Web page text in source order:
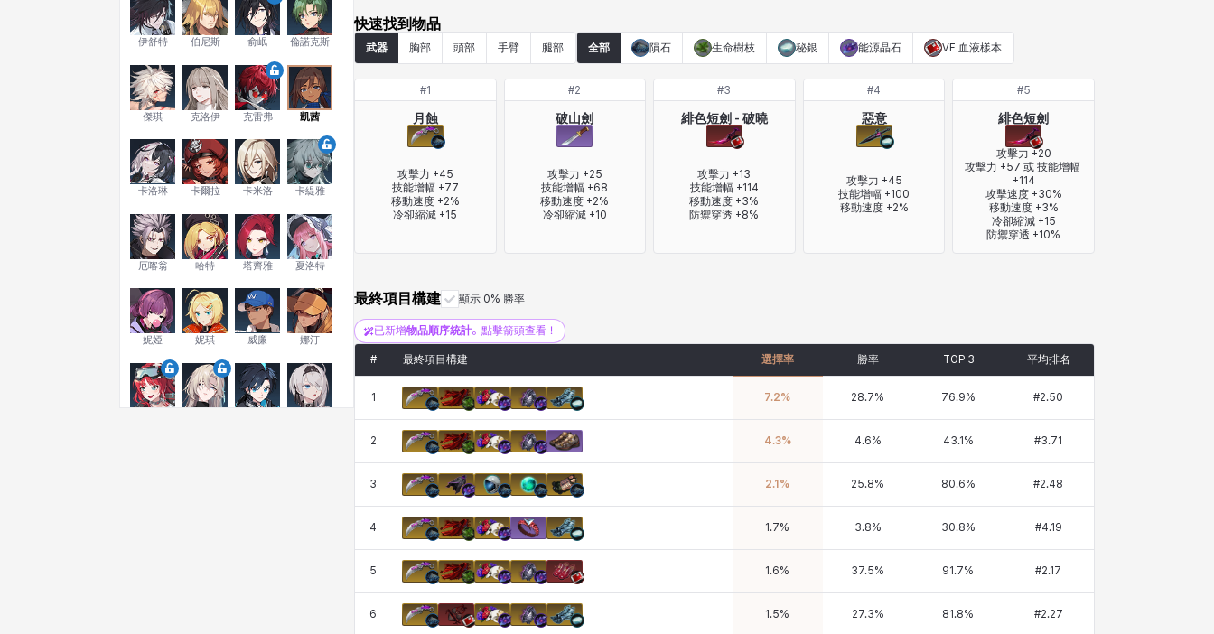
伊舒特 伯尼斯 俞岷 倫諾克斯
傑琪 克洛伊 克雷弗 凱茜
卡洛琳 卡爾拉 卡米洛 卡緹雅
厄喀翁 哈特 塔齊雅 夏洛特
妮婭 妮琪 威廉 娜汀
快速找到物品
武器 胸部 頭部 手臂 腿部 全部 隕石 生命樹枝 秘銀 能源晶石 VF 血液樣本
#1
月蝕
攻擊力 +45
技能增幅 +77
移動速度 +2%
冷卻縮減 +15
#2
破山劍
攻擊力 +25
技能增幅 +68
移動速度 +2%
冷卻縮減 +10
#3
緋色短劍 - 破曉
攻擊力 +13
技能增幅 +114
移動速度 +3%
防禦穿透 +8%
#4
惡意
攻擊力 +45
技能增幅 +100
移動速度 +2%
#5
緋色短劍
攻擊力 +20
攻擊力 +57 或 技能增幅
+114
攻擊速度 +30%
移動速度 +3%
冷卻縮減 +15
防禦穿透 +10%
最終項目構建 顯示 0% 勝率
已新增物品順序統計。點擊箭頭查看！
# 最終項目構建 選擇率 勝率 TOP 3 平均排名
1 7.2% 28.7% 76.9% #2.50
2 4.3% 4.6% 43.1 % #3.71
3 2.1 % 25.8% 80.6% #2.48
4 1.7% 3.8% 30.8% #4.19
5 1.6% 37.5% 91.7% #2.17
6 1.5% 27.3% 81.8% #2.27